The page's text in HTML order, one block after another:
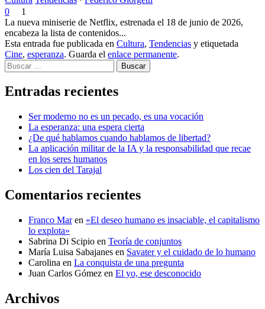
0
1
La nueva miniserie de Netflix, estrenada el 18 de junio de 2026,
encabeza la lista de contenidos...
Esta entrada fue publicada en Cultura, Tendencias y etiquetada
Cine, esperanza. Guarda el enlace permanente.
Buscar
Entradas recientes
Ser moderno no es un pecado, es una vocación
La esperanza: una espera cierta
¿De qué hablamos cuando hablamos de libertad?
La aplicación militar de la IA y la responsabilidad que recae
en los seres humanos
Los cien del Tarajal
Comentarios recientes
Franco Maren «El deseo humano es insaciable, el capitalismo
lo explota»
Sabrina Di Scipio en Teoría de conjuntos
María Luisa Sabajanes en Savater y el cuidado de lo humano
Carolina en La conquista de una pregunta
Juan Carlos Gómez en El yo, ese desconocido
Archivos